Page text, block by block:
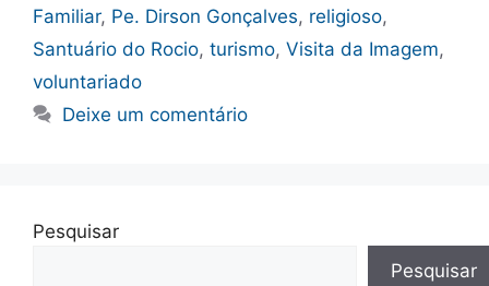
Familiar, Pe. Dirson Gonçalves, religioso,
Santuário do Rocio, turismo, Visita da Imagem,
voluntariado
Deixe um comentário
Pesquisar
Pesquisar